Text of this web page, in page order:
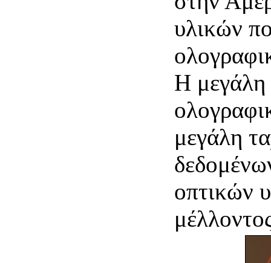
υλικών
Η μεγάλη
μεγάλη
οπτικών